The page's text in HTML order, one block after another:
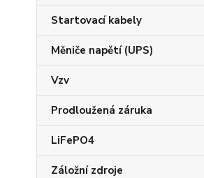
Startovací kabely
Měniče napětí (UPS)
Vzv
Prodloužená záruka
LiFePO4
Záložní zdroje